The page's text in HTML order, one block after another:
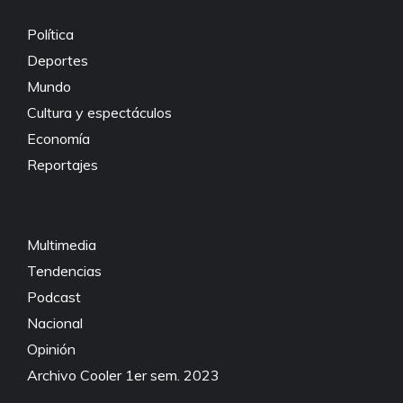
Política
Deportes
Mundo
Cultura y espectáculos
Economía
Reportajes
Multimedia
Tendencias
Podcast
Nacional
Opinión
Archivo Cooler 1er sem. 2023